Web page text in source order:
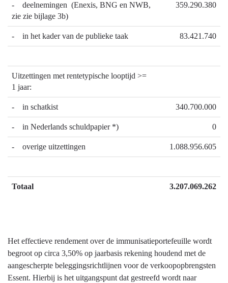
- deelnemingen (Enexis, BNG en NWB,
zie zie bijlage 3b)
359.290.380
- in het kader van de publieke taak 83.421.740
Uitzettingen met rentetypische looptijd >=
1 jaar:
- in schatkist 340.700.000
- in Nederlands schuldpapier *) 0
- overige uitzettingen 1.088.956.605
Totaal 3.207.069.262
Het effectieve rendement over de immunisatieportefeuille wordt
begroot op circa 3,50% op jaarbasis rekening houdend met de
aangescherpte beleggingsrichtlijnen voor de verkoopopbrengsten
Essent. Hierbij is het uitgangspunt dat gestreefd wordt naar